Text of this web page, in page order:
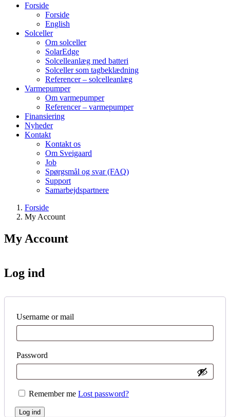
Forside
Forside
English
Solceller
Om solceller
SolarEdge
Solcelleanlæg med batteri
Solceller som tagbeklædning
Referencer – solcelleanlæg
Varmepumper
Om varmepumper
Referencer – varmepumper
Finansiering
Nyheder
Kontakt
Kontakt os
Om Sveigaard
Job
Spørgsmål og svar (FAQ)
Support
Samarbejdspartnere
Forside
My Account
My Account
Log ind
Username or mail
Password
Remember me Lost password?
Log ind